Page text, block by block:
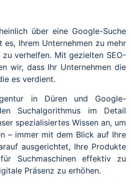
über eine Google-Suche
es, Ihrem Unternehmen zu mehr
verhelfen. Mit gezielten SEO-
wir, dass Ihr Unternehmen die
es verdient.
in Düren und Google-
Suchalgorithmus im Detail
spezialisiertes Wissen an, um
– immer mit dem Blick auf Ihre
ausgerichtet, Ihre Produkte
Suchmaschinen effektiv zu
Präsenz zu erhöhen.